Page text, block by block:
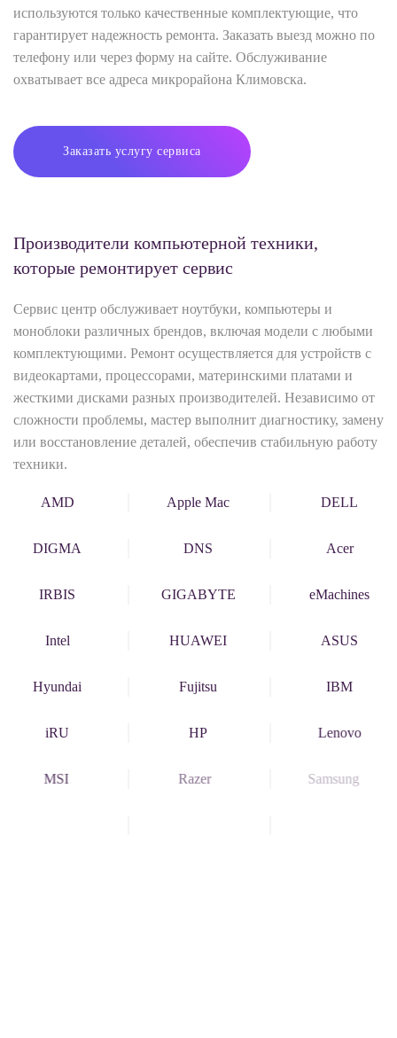
используются только качественные комплектующие, что
гарантирует надежность ремонта. Заказать выезд можно по
телефону или через форму на сайте. Обслуживание
охватывает все адреса микрорайона Климовска.
Заказать услугу сервиса
Производители компьютерной техники,
которые ремонтирует сервис
Сервис центр обслуживает ноутбуки, компьютеры и
моноблоки различных брендов, включая модели с любыми
комплектующими. Ремонт осуществляется для устройств с
видеокартами, процессорами, материнскими платами и
жесткими дисками разных производителей. Независимо от
сложности проблемы, мастер выполнит диагностику, замену
или восстановление деталей, обеспечив стабильную работу
техники.
AMD Apple Mac DELL
DIGMA DNS Acer
IRBIS GIGABYTE eMachines
Intel HUAWEI ASUS
Hyundai Fujitsu IBM
iRU HP Lenovo
MSI Razer Samsung